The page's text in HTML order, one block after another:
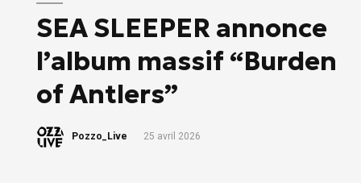
SEA SLEEPER annonce
l’album massif “Burden
of Antlers”
Pozzo_Live 25 avril 2026